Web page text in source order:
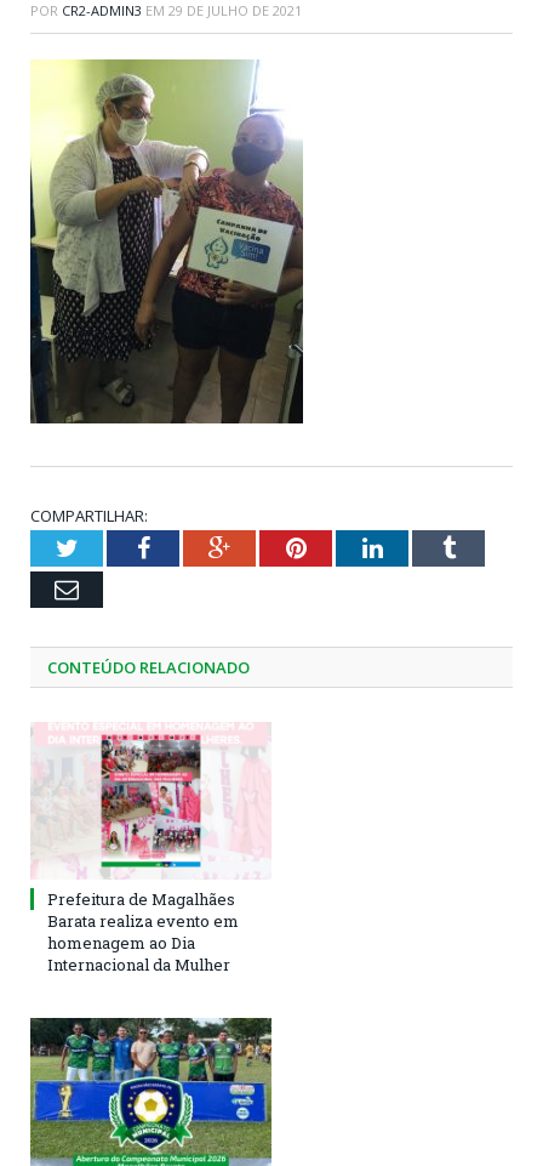
POR CR2-ADMIN3 EM 29 DE JULHO DE 2021
COMPARTILHAR:
TwitterFacebookGoogle+PinterestLinkedInTumblr
Email
CONTEÚDO RELACIONADO
Prefeitura de Magalhães
Barata realiza evento em
homenagem ao Dia
Internacional da Mulher